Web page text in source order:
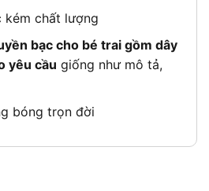
kém chất lượng
bạc cho bé trai gồm dây
yêu cầu giống như mô tả,
bóng trọn đời